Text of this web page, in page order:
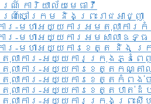
ការិយាល័យ​មេធាវី​
ណ៍​ចៅក្រម និងព្រះរាជអាជ្ញា
ារ-មហាអយ្យការអមតុលាការ
ារ-មហាអយ្យការអមសាលាឧទ្
ារ-មហាអយ្យការខេត្ត និង ក្
លាការ-អយ្យការក្រុងភ្នំពេ
លាការ-អយ្យការខេត្តកណ្តា
លាការ-អយ្យការខេត្តកំពង់ច
លាការ-អយ្យការខេត្តបាត់ដំ
លាការ-អយ្យការ​ក្រុងព្រះសី